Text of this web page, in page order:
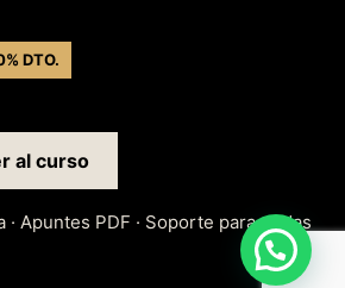
DTO.
al curso
Apuntes PDF · Soporte para dudas